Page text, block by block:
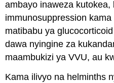
ambayo inaweza
immunosuppression
matibabu ya
dawa nyingine za
maambukizi ya VVU, au
Kama ilivyo na helminths